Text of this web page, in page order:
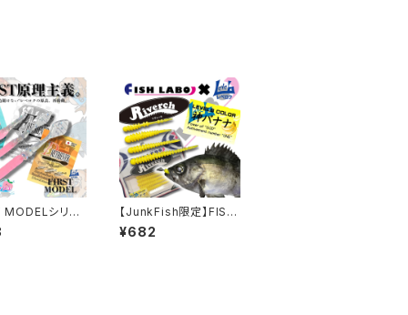
MODELシリー
【レベロク】
【JunkFish限定】FISH
LABO×レベロクコラボ
「神バナナ」
¥682